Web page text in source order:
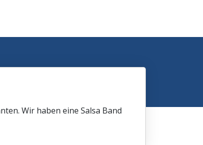
Wir haben eine Salsa Band